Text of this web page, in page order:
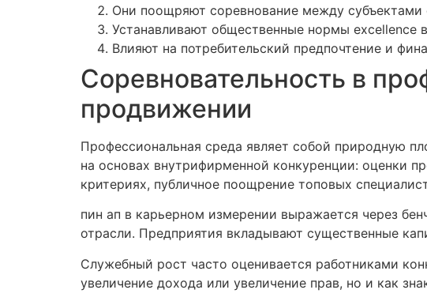
Они поощряют соревнование между субъектами
Устанавливают общественные нормы excellence
Влияют на потребительский предпочтение и
Соревновательность в
продвижении
Профессиональная среда являет собой природную
на основах внутрифирменной конкуренции: оценки
критериях, публичное поощрение топовых
пин ап в карьерном измерении выражается через
отрасли. Предприятия вкладывают существенные
Служебный рост часто оценивается работниками
увеличение дохода или увеличение прав, но и как